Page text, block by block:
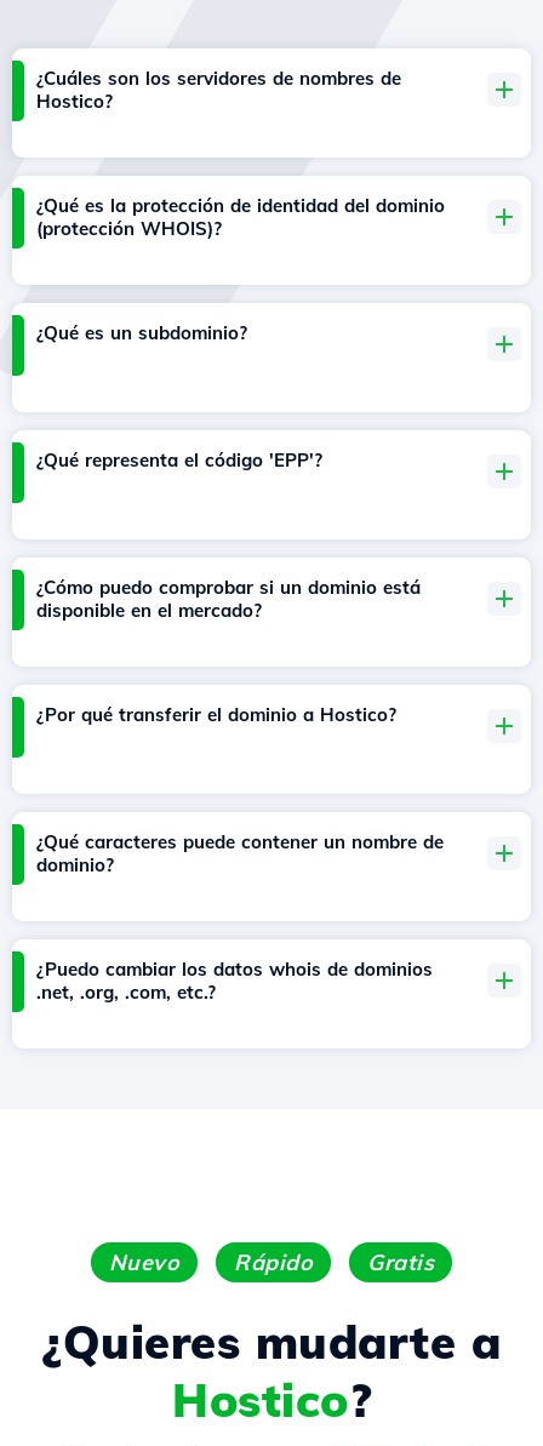
¿Cuáles son los servidores de nombres de
Hostico?
¿Qué es la protección de identidad del dominio
(protección WHOIS)?
¿Qué es un subdominio?
¿Qué representa el código 'EPP'?
¿Cómo puedo comprobar si un dominio está
disponible en el mercado?
¿Por qué transferir el dominio a Hostico?
¿Qué caracteres puede contener un nombre de
dominio?
¿Puedo cambiar los datos whois de dominios
.net, .org, .com, etc.?
Nuevo Rápido Gratis
¿Quieres mudarte a
Hostico?